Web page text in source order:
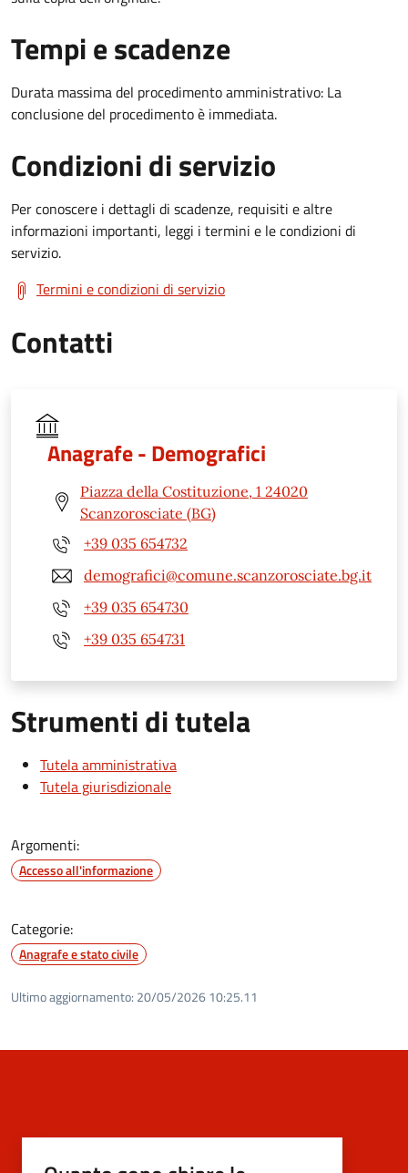
Tempi e scadenze
Durata massima del procedimento amministrativo: La
conclusione del procedimento è immediata.
Condizioni di servizio
Per conoscere i dettagli di scadenze, requisiti e altre
informazioni importanti, leggi i termini e le condizioni di
servizio.
Termini e condizioni di servizio
Contatti
Anagrafe - Demografici
Piazza della Costituzione, 1 24020
Scanzorosciate (BG)
+39 035 654732
demografici@comune.scanzorosciate.bg.it
+39 035 654730
+39 035 654731
Strumenti di tutela
Tutela amministrativa
Tutela giurisdizionale
Argomenti:
Accesso all'informazione
Categorie:
Anagrafe e stato civile
Ultimo aggiornamento: 20/05/2026 10:25.11